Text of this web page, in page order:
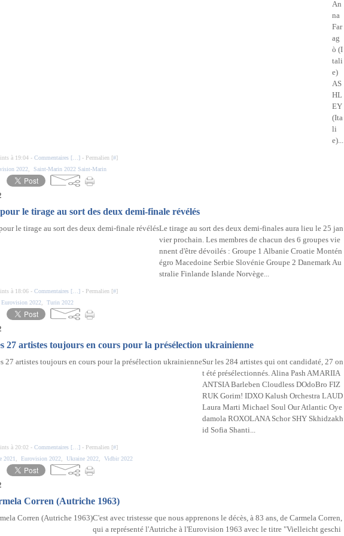
An
na
Far
ag
ò (I
tali
e)
AS
HL
EY
(Ita
li
e)...
à 19:04 - Commentaires [ ] - Permalien [#]
2022 Saint-Marin 2022 Saint-Marin
le tirage au sort des deux demi-finale révélés
Le tirage au sort des deux demi-finales aura lieu le 25 jan
vier prochain. Les membres de chacun des 6 groupes vie
nnent d'être dévoilés : Groupe 1 Albanie Croatie Montén
égro Macedoine Serbie Slovénie Groupe 2 Danemark Au
stralie Finlande Islande Norvège...
à 18:06 - Commentaires [ ] - Permalien [#]
Eurovision 2022 Turin 2022
27 artistes toujours en cours pour la présélection ukrainienne
Sur les 284 artistes qui ont candidaté, 27 on
t été présélectionnés. Alina Pash AMARIIA
ANTSIA Barleben Cloudless DOdoBro FIZ
RUK Gorim! IDXO Kalush Orchestra LAUD
Laura Marti Michael Soul Our Atlantic Oye
damola ROXOLANA Schor SHY Skhidzakh
id Sofia Shanti...
à 20:02 - Commentaires [ ] - Permalien [#]
2021 Eurovision 2022 Ukraine 2022 Vidbir 2022
Corren (Autriche 1963)
C'est avec tristesse que nous apprenons le décès, à 83 ans, de Carmela Corren,
qui a représenté l'Autriche à l'Eurovision 1963 avec le titre "Vielleicht geschi